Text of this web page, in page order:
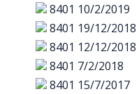
8401 10/2/2019
8401 19/12/2018
8401 12/12/2018
8401 7/2/2018
8401 15/7/2017